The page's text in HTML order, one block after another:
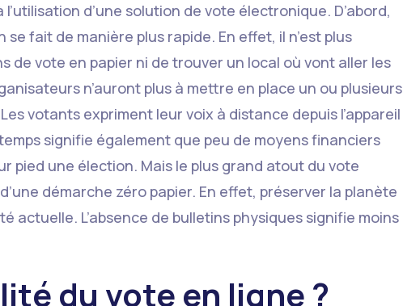
d’une solution de vote électronique. D’abord,
fait de manière plus rapide. En effet, il n’est plus
de vote en papier ni de trouver un local où vont aller les
n’auront plus à mettre en place un ou plusieurs
votants expriment leur voix à distance depuis l’appareil
signifie également que peu de moyens financiers
pied une élection. Mais le plus grand atout du vote
démarche zéro papier. En effet, préserver la planète
actuelle. L’absence de bulletins physiques signifie moins
du vote en ligne ?